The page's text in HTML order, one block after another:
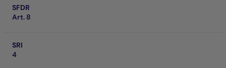
SFDR
Art. 8
SRI
4